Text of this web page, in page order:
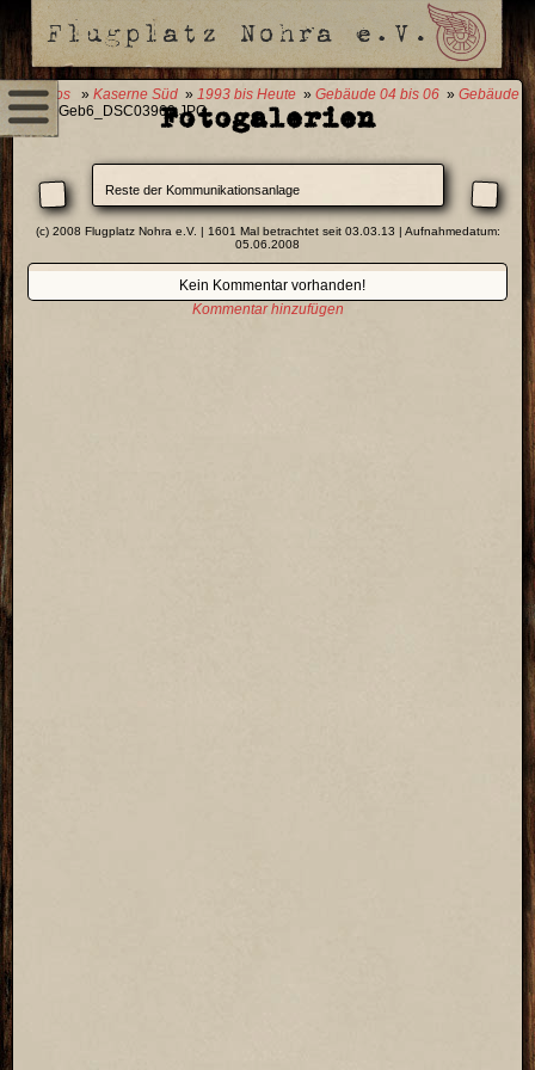
0 Fotos » Kaserne Süd » 1993 bis Heute » Gebäude 04 bis 06 » Gebäude
06» Geb6_DSC03969.JPGFotogalerien
Reste der Kommunikationsanlage
(c) 2008 Flugplatz Nohra e.V. | 1601 Mal betrachtet seit 03.03.13 | Aufnahmedatum:
05.06.2008
Kein Kommentar vorhanden!
Kommentar hinzufügen